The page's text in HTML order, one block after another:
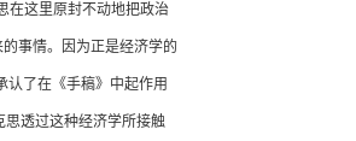
在这里原封不动地把政治
事情。因为正是经济学的
认了在《手稿》中起作用
透过这种经济学所接触